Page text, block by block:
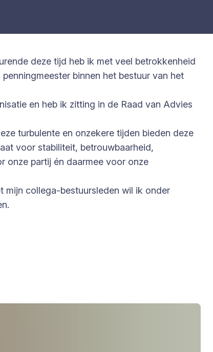
deze tijd heb ik met veel betrokkenheid
binnen het bestuur van het
en heb ik zitting in de Raad van Advies
turbulente en onzekere tijden bieden deze
voor stabiliteit, betrouwbaarheid,
onze partij én daarmee voor onze
mijn collega-bestuursleden wil ik onder